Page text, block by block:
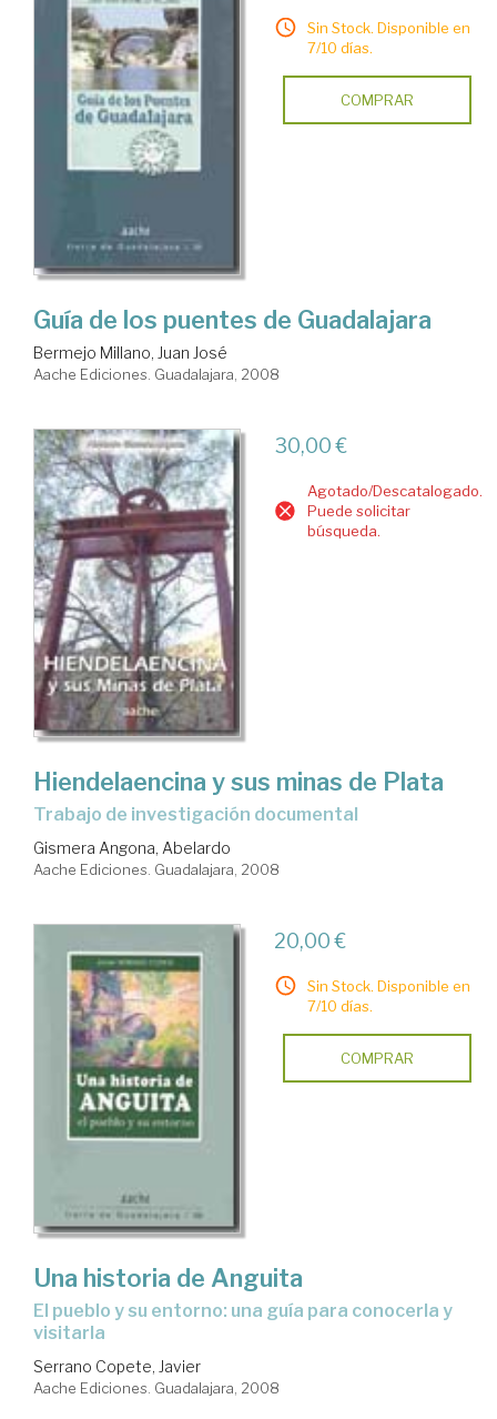
Sin Stock. Disponible en
7/10 días.
COMPRAR
Guía de los puentes de Guadalajara
Bermejo Millano, Juan José
Aache Ediciones. Guadalajara, 2008
30,00 €
Agotado/Descatalogado.
Puede solicitar
búsqueda.
Hiendelaencina y sus minas de Plata
trabajo de investigación documental
Gismera Angona, Abelardo
Aache Ediciones. Guadalajara, 2008
20,00 €
Sin Stock. Disponible en
7/10 días.
COMPRAR
Una historia de Anguita
el pueblo y su entorno: una guía para conocerla y
visitarla
Serrano Copete, Javier
Aache Ediciones. Guadalajara, 2008